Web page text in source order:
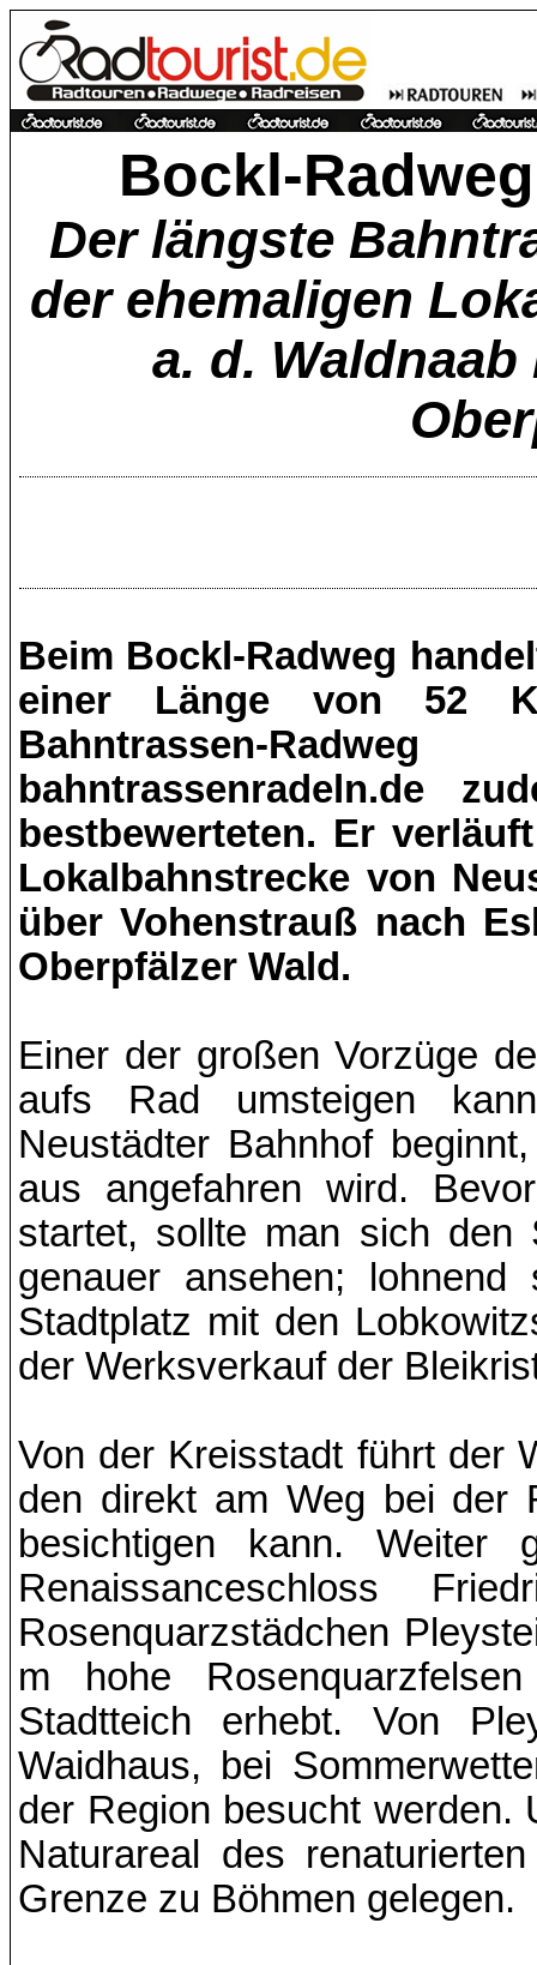
Bockl-
Der längste
der ehemaligen
a. d.
Beim Bockl-Radweg
einer Länge von 52
Bahntrassen-
bahntrassenradeln.de
bestbewerteten. Er
Lokalbahnstrecke von
über Vohenstrauß nach
Oberpfälzer Wald.
Einer der großen Vorzüge
aufs Rad umsteigen
Neustädter Bahnhof
aus angefahren wird.
startet, sollte man sich den
genauer ansehen; lohnend
Stadtplatz mit den
der Werksverkauf der
Von der Kreisstadt führt der
den direkt am Weg bei der
besichtigen kann.
Renaissanceschloss
Rosenquarzstädchen
m hohe
Stadtteich erhebt. Von
Waidhaus, bei
der Region besucht werden.
Naturareal des
Grenze zu Böhmen gelegen.